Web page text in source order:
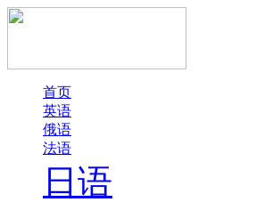
首页
英语
俄语
法语
日语